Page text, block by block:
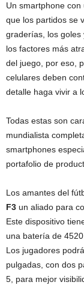
Un smartphone
que los partidos se
graderías, los goles
los factores más
del juego, por eso,
celulares deben
detalle haga vivir a
Todas estas son
mundialista
smartphones
portafolio de
Los amantes del
F3 un aliado para
Este dispositivo
una batería de
Los jugadores
pulgadas, con dos
5, para mejor